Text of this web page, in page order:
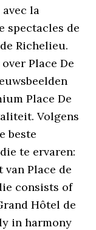
la
spectacles de
Richelieu.
Place De
Place De
Volgens
beste
te ervaren:
Place de
consists of
Hôtel de
in harmony